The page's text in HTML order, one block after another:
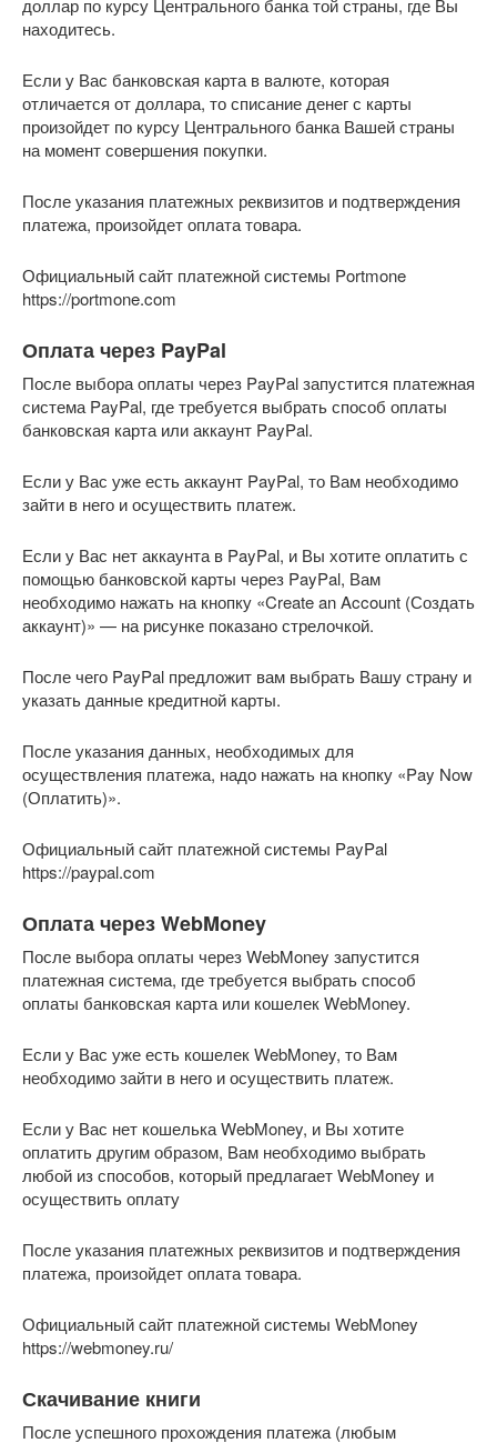
доллар по курсу Центрального банка той страны, где Вы
находитесь.
Если у Вас банковская карта в валюте, которая
отличается от доллара, то списание денег с карты
произойдет по курсу Центрального банка Вашей страны
на момент совершения покупки.
После указания платежных реквизитов и подтверждения
платежа, произойдет оплата товара.
Официальный сайт платежной системы Portmone
https://portmone.com
Оплата через PayPal
После выбора оплаты через PayPal запустится платежная
система PayPal, где требуется выбрать способ оплаты
банковская карта или аккаунт PayPal.
Если у Вас уже есть аккаунт PayPal, то Вам необходимо
зайти в него и осуществить платеж.
Если у Вас нет аккаунта в PayPal, и Вы хотите оплатить с
помощью банковской карты через PayPal, Вам
необходимо нажать на кнопку «Create an Account (Создать
аккаунт)» — на рисунке показано стрелочкой.
После чего PayPal предложит вам выбрать Вашу страну и
указать данные кредитной карты.
После указания данных, необходимых для
осуществления платежа, надо нажать на кнопку «Pay Now
(Оплатить)».
Официальный сайт платежной системы PayPal
https://paypal.com
Оплата через WebMoney
После выбора оплаты через WebMoney запустится
платежная система, где требуется выбрать способ
оплаты банковская карта или кошелек WebMoney.
Если у Вас уже есть кошелек WebMoney, то Вам
необходимо зайти в него и осуществить платеж.
Если у Вас нет кошелька WebMoney, и Вы хотите
оплатить другим образом, Вам необходимо выбрать
любой из способов, который предлагает WebMoney и
осуществить оплату
После указания платежных реквизитов и подтверждения
платежа, произойдет оплата товара.
Официальный сайт платежной системы WebMoney
https://webmoney.ru/
Скачивание книги
После успешного прохождения платежа (любым